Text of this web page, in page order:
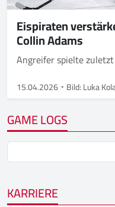
Eispiraten
Collin Adams
Angreifer spielte
15.04.2026 Bild: Luka
GAME LOGS
KARRIERE